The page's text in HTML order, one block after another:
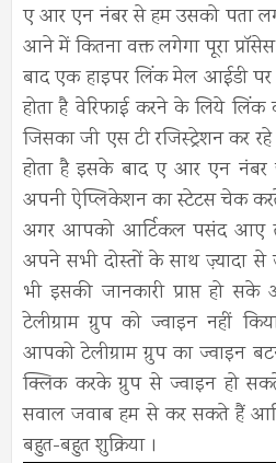
ए आर एन नंबर से हम उसको पता
आने में कितना वक्त लगेगा पूरा
बाद एक हाइपर लिंक मेल आईडी पर
होता है वेरिफाई करने के लिये
जिसका जी एस टी रजिस्ट्रेशन कर
होता है इसके बाद ए आर एन नंबर
अपनी ऐप्लिकेशन का स्टेटस चेक
अगर आपको आर्टिकल पसंद आए
अपने सभी दोस्तों के साथ ज़्यादा से
भी इसकी जानकारी प्राप्त हो
टेलीग्राम ग्रुप को ज्वाइन नहीं
आपको टेलीग्राम ग्रुप का ज्वाइन
क्लिक करके ग्रुप से ज्वाइन हो
सवाल जवाब हम से कर सकते हैं
बहुत-बहुत शुक्रिया ।